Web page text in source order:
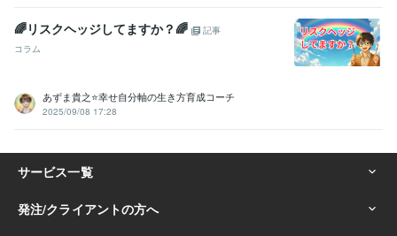
🌈リスクヘッジしてますか？🌈
記事
コラム
あずま貴之⭐幸せ自分軸の生き方育成コーチ
2025/09/08 17:28